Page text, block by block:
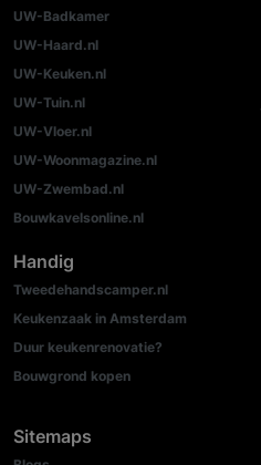
UW-Badkamer
UW-Haard.nl
UW-Keuken.nl
UW-Tuin.nl
UW-Vloer.nl
UW-Woonmagazine.nl
UW-Zwembad.nl
Bouwkavelsonline.nl
Handig
Tweedehandscamper.nl
Keukenzaak in Amsterdam
Duur keukenrenovatie?
Bouwgrond kopen
Sitemaps